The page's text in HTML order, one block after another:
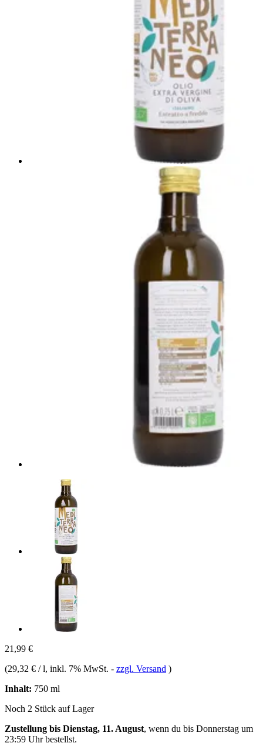
21,99 €
(29,32 € / l, inkl. 7% MwSt. - zzgl. Versand )
Inhalt: 750 ml
Noch 2 Stück auf Lager
Zustellung bis Dienstag, 11. August, wenn du bis Donnerstag um
23:59 Uhrbestellst.